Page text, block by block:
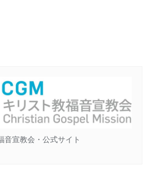
音宣教会・公式サイト